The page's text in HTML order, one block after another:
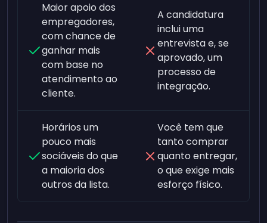
Maior apoio dos
empregadores,
com chance de
ganhar mais
com base no
atendimento ao
cliente.
A candidatura
inclui uma
entrevista e, se
aprovado, um
processo de
integração.
Horários um
pouco mais
sociáveis do que
a maioria dos
outros da lista.
Você tem que
tanto comprar
quanto entregar,
o que exige mais
esforço físico.